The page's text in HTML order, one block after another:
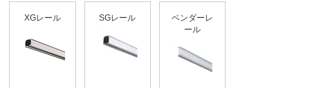
XGレール SGレール
ベンダーレ
ール